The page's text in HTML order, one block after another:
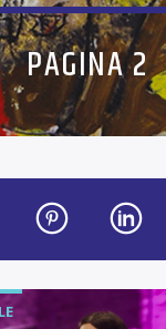
PAGINA 2